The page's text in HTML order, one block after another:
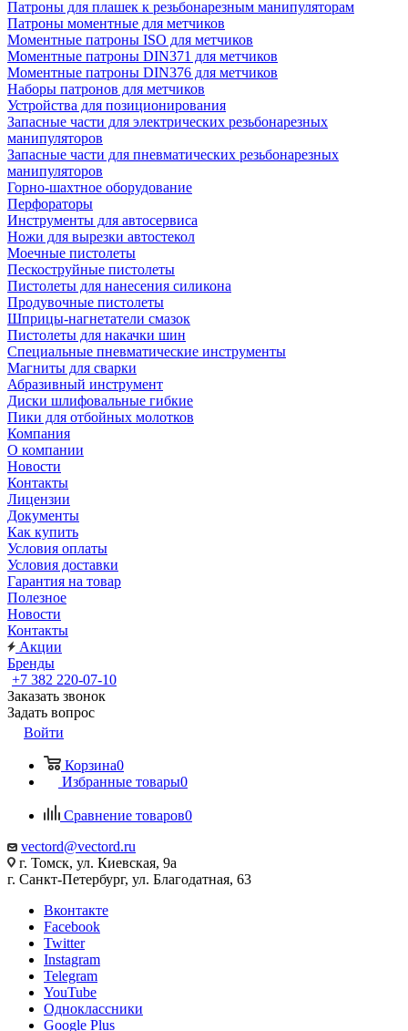
Патроны для плашек к резьбонарезным манипуляторам
Патроны моментные для метчиков
Моментные патроны ISO для метчиков
Моментные патроны DIN371 для метчиков
Моментные патроны DIN376 для метчиков
Наборы патронов для метчиков
Устройства для позиционирования
Запасные части для электрических резьбонарезных
манипуляторов
Запасные части для пневматических резьбонарезных
манипуляторов
Горно-шахтное оборудование
Перфораторы
Инструменты для автосервиса
Ножи для вырезки автостекол
Моечные пистолеты
Пескоструйные пистолеты
Пистолеты для нанесения силикона
Продувочные пистолеты
Шприцы-нагнетатели смазок
Пистолеты для накачки шин
Специальные пневматические инструменты
Магниты для сварки
Абразивный инструмент
Диски шлифовальные гибкие
Пики для отбойных молотков
Компания
О компании
Новости
Контакты
Лицензии
Документы
Как купить
Условия оплаты
Условия доставки
Гарантия на товар
Полезное
Новости
Контакты
Акции
Бренды
+7 382 220-07-10
Заказать звонок
Задать вопрос
Войти
Корзина0
Избранные товары0
Сравнение товаров0
vectord@vectord.ru
г. Томск, ул. Киевская, 9а
г. Санкт-Петербург, ул. Благодатная, 63
Вконтакте
Facebook
Twitter
Instagram
Telegram
YouTube
Одноклассники
Google Plus